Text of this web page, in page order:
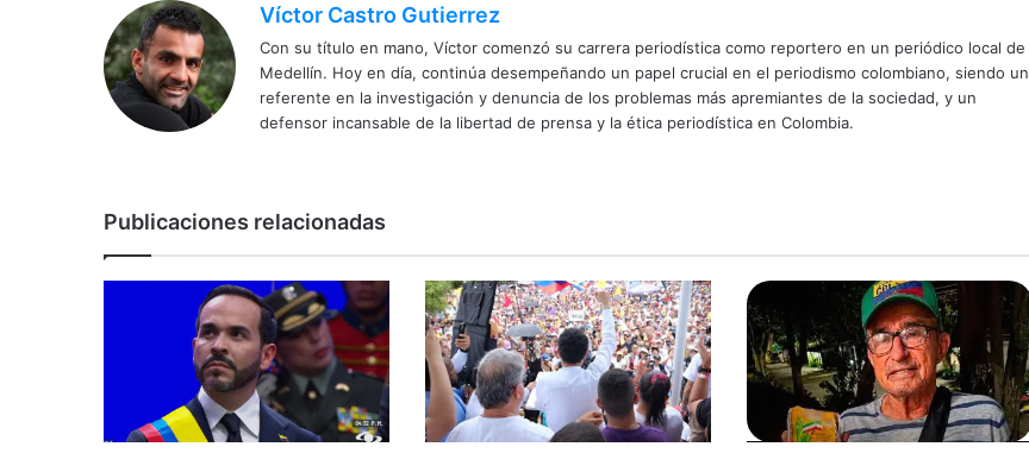
Víctor Castro Gutierrez
Con su título en mano, Víctor comenzó su carrera periodística como reportero en un periódico local de
Medellín. Hoy en día, continúa desempeñando un papel crucial en el periodismo colombiano, siendo un
referente en la investigación y denuncia de los problemas más apremiantes de la sociedad, y un
defensor incansable de la libertad de prensa y la ética periodística en Colombia.
Publicaciones relacionadas